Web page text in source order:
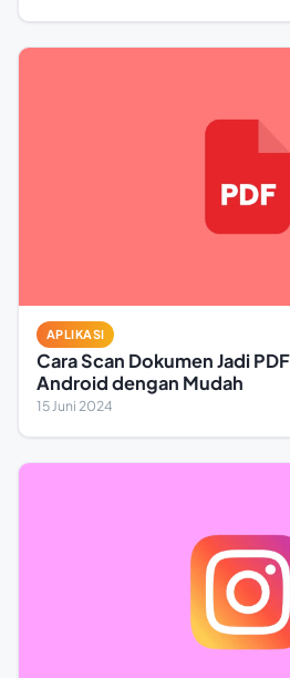
APLIKASI
Cara Scan Dokumen Jadi
Android dengan Mudah
15 Juni 2024